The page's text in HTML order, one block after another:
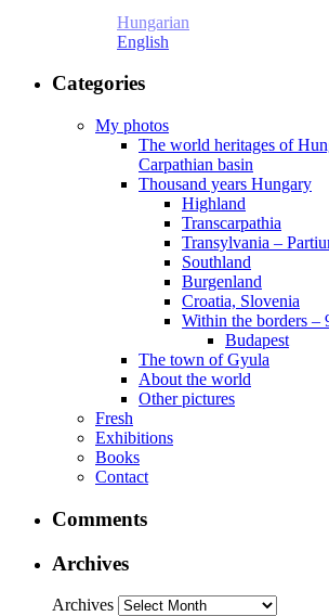
Hungarian
English
Categories
My photos
The world heritages of
Carpathian basin
Thousand years Hungary
Highland
Transcarpathia
Transylvania –
Southland
Burgenland
Croatia, Slovenia
Within the borders –
Budapest
The town of Gyula
About the world
Other pictures
Fresh
Exhibitions
Books
Contact
Comments
Archives
Archives